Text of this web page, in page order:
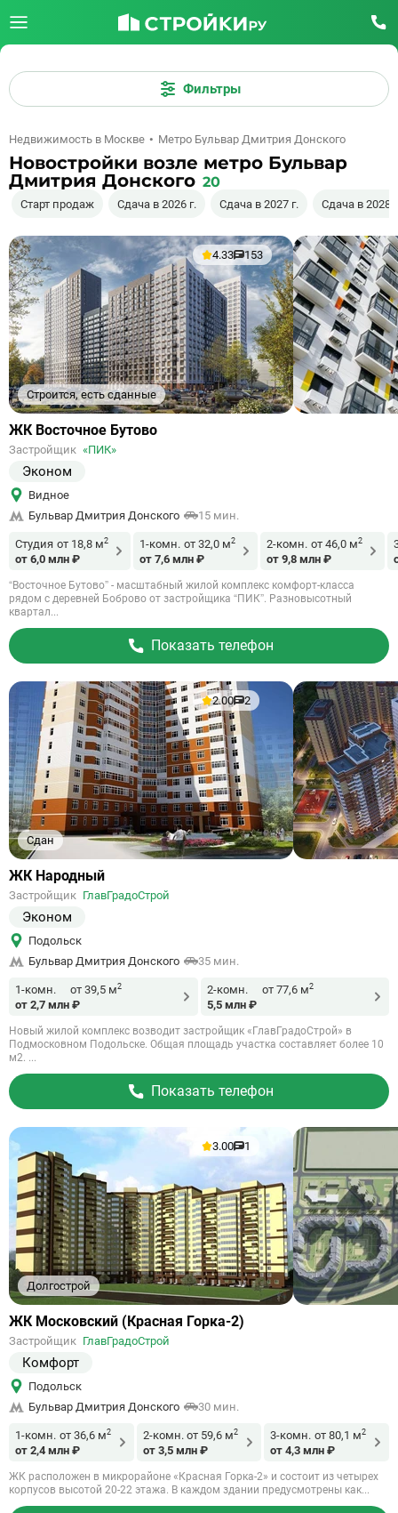
Фильтры
Недвижимость в Москве Метро Бульвар Дмитрия Донского
Новостройки возле метро Бульвар
Дмитрия Донского 20
Старт продаж Сдача в 2026 г. Сдача в 2027 г. Сдача в 2028
Строится, есть сданные
4.33 153
Ссылка
объект
ЖК Восточное Бутово
Застройщик «ПИК»
Эконом
Видное
Бульвар Дмитрия Донского
15 мин.
Студия от 18,8 м2
от 6,0 млн ₽
1-комн. от 32,0 м2
от 7,6 млн ₽
2-комн. от 46,0 м2
от 9,8 млн ₽
“Восточное Бутово” - масштабный жилой комплекс комфорт-класса
рядом с деревней Боброво от застройщика “ПИК”. Разновысотный
квартал...
Показать телефон
Сдан
2.00 2
Ссылка
объект
ЖК Народный
Застройщик ГлавГрадоСтрой
Эконом
Подольск
Бульвар Дмитрия Донского
35 мин.
1-комн. от 39,5 м2
от 2,7 млн ₽
2-комн. от 77,6 м2
5,5 млн ₽
Новый жилой комплекс возводит застройщик «ГлавГрадоСтрой» в
Подмосковном Подольске. Общая площадь участка составляет более 10
м2. ...
Показать телефон
Долгострой
3.00 1
Ссылка
объект
ЖК Московский (Красная Горка-2)
Застройщик ГлавГрадоСтрой
Комфорт
Подольск
Бульвар Дмитрия Донского
30 мин.
1-комн. от 36,6 м2
от 2,4 млн ₽
2-комн. от 59,6 м2
от 3,5 млн ₽
3-комн. от 80,1 м2
от 4,3 млн ₽
ЖК расположен в микрорайоне «Красная Горка-2» и состоит из четырех
корпусов высотой 20-22 этажа. В каждом здании предусмотрены как...